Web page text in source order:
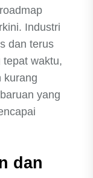
Industri
dan terus
tepat waktu,
kurang
yang
dan